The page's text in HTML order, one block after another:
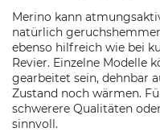
Merino kann
natürlich
ebenso hilfreich wie bei
Revier. Einzelne Modelle
gearbeitet sein, dehnbar
Zustand noch wärmen.
schwerere Qualitäten
sinnvoll.